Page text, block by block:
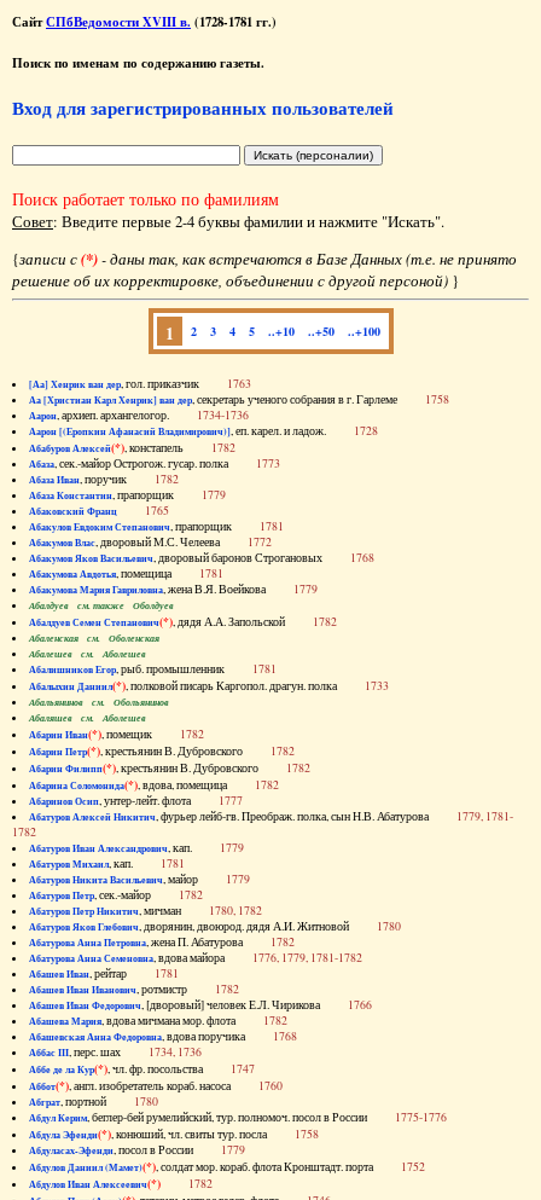
СайтСПбВедомости XVIII в. (1728-1781 гг.)
Поиск по именам по содержанию газеты.
Вход для зарегистрированных пользователей
Поиск работает только по фамилиям
Совет: Введите первые 2-4 буквы фамилии и нажмите "Искать".
{записи с(*)- даны так, как встречаются в Базе Данных (т.е. не принято
решение об их корректировке, объединении с другой персоной) }
1 2 3 4 5 ..+10 ..+50 ..+100
[Аа] Хенрик ван дер, гол. приказчик 1763
Аа [Христиан Карл Хенрик] ван дер, секретарь ученого собрания в г. Гарлеме 1758
Аарон, архиеп. архангелогор. 1734-1736
Аарон [(Еропкин Афанасий Владимирович)], еп. карел. и ладож. 1728
Абабуров Алексей(*), констапель 1782
Абаза, сек.-майор Острогож. гусар. полка 1773
Абаза Иван, поручик 1782
Абаза Константин, прапорщик 1779
Абаковский Франц 1765
Абакулов Евдоким Степанович, прапорщик 1781
Абакумов Влас, дворовый М.С. Челеева 1772
Абакумов Яков Васильевич, дворовый баронов Строгановых 1768
Абакумова Авдотья, помещица 1781
Абакумова Мария Гавриловна, жена В.Я. Воейкова 1779
Абалдуев см. также Оболдуев
Абалдуев Семен Степанович(*), дядя А.А. Запольской 1782
Абаленская см. Оболенская
Абалешев см. Аболешев
Абалишников Егор, рыб. промышленник 1781
Абалыхин Даниил(*), полковой писарь Каргопол. драгун. полка 1733
Абальянинов см. Обольянинов
Абаляшев см. Аболешев
Абарин Иван(*), помещик 1782
Абарин Петр(*), крестьянин В. Дубровского 1782
Абарин Филипп(*), крестьянин В. Дубровского 1782
Абарина Соломонида(*), вдова, помещица 1782
Абаринов Осип, унтер-лейт. флота 1777
Абатуров Алексей Никитич, фурьер лейб-гв. Преображ. полка, сын Н.В. Абатурова 1779, 1781-
1782
Абатуров Иван Александрович, кап. 1779
Абатуров Михаил, кап. 1781
Абатуров Никита Васильевич, майор 1779
Абатуров Петр, сек.-майор 1782
Абатуров Петр Никитич, мичман 1780, 1782
Абатуров Яков Глебович, дворянин, двоюрод. дядя А.И. Житновой 1780
Абатурова Анна Петровна, жена П. Абатурова 1782
Абатурова Анна Семеновна, вдова майора 1776, 1779, 1781-1782
Абашев Иван, рейтар 1781
Абашев Иван Иванович, ротмистр 1782
Абашев Иван Федорович, [дворовый] человек Е.Л. Чирикова 1766
Абашева Мария, вдова мичмана мор. флота 1782
Абашевская Анна Федоровна, вдова поручика 1768
Аббас III, перс. шах 1734, 1736
Аббе де ла Кур(*), чл. фр. посольства 1747
Аббот(*), англ. изобретатель кораб. насоса 1760
Абграт, портной 1780
Абдул Керим, беглер-бей румелийский, тур. полномоч. посол в России 1775-1776
Абдула Эфенди(*), конюший, чл. свиты тур. посла 1758
Абдуласах-Эфенди, посол в России 1779
Абдулов Даниил (Мамет)(*), солдат мор. кораб. флота Кронштадт. порта 1752
Абдулов Иван Алексеевич(*) 1782